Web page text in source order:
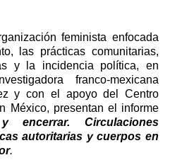
feminista enfocada
las prácticas comunitarias,
y la incidencia política, en
franco-mexicana
y con el apoyo del Centro
México, presentan el informe
encerrar. Circulaciones
autoritarias y cuerpos en
.